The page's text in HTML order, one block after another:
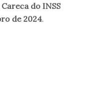
do INSS
de 2024.